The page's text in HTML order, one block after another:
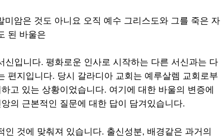
암은 것도 아니요 오직 예수 그리스도와 그를 죽은 자
된 바울은
입니다. 평화로운 인사로 시작하는 다른 서신과는 다
편지입니다. 당시 갈라디아 교회는 예루살렘 교회로부
고 있는 상황이었습니다. 여기에 대한 바울의 변증에
의 근본적인 질문에 대한 답이 담겨있습니다.
것에 맞춰져 있습니다. 출신성분, 배경같은 과거의